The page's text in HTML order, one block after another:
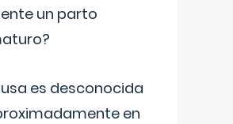
un parto
es desconocida
en